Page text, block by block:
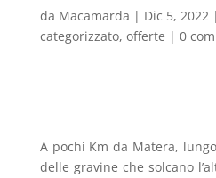
da Macamarda | Dic 5, 2022|
categorizzato, offerte | 0
A pochi Km da Matera,
delle gravine che solcano